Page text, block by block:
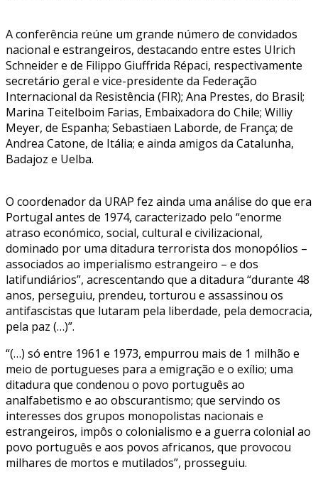
A conferência reúne um grande número de convidados
nacional e estrangeiros, destacando entre estes Ulrich
Schneider e de Filippo Giuffrida Répaci, respectivamente
secretário geral e vice-presidente da Federação
Internacional da Resistência (FIR); Ana Prestes, do Brasil;
Marina Teitelboim Farias, Embaixadora do Chile; Williy
Meyer, de Espanha; Sebastiaen Laborde, de França; de
Andrea Catone, de Itália; e ainda amigos da Catalunha,
Badajoz e Uelba.
O coordenador da URAP fez ainda uma análise do que era
Portugal antes de 1974, caracterizado pelo “enorme
atraso económico, social, cultural e civilizacional,
dominado por uma ditadura terrorista dos monopólios –
associados ao imperialismo estrangeiro – e dos
latifundiários”, acrescentando que a ditadura “durante 48
anos, perseguiu, prendeu, torturou e assassinou os
antifascistas que lutaram pela liberdade, pela democracia,
pela paz (…)”.
“(…) só entre 1961 e 1973, empurrou mais de 1 milhão e
meio de portugueses para a emigração e o exílio; uma
ditadura que condenou o povo português ao
analfabetismo e ao obscurantismo; que servindo os
interesses dos grupos monopolistas nacionais e
estrangeiros, impôs o colonialismo e a guerra colonial ao
povo português e aos povos africanos, que provocou
milhares de mortos e mutilados”, prosseguiu.